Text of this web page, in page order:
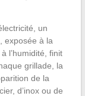
un
exposée à la
l’humidité, finit
grillade, la
de la
d’inox ou de